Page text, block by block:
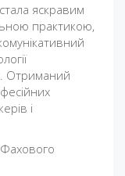
яскравим
практикою,
Отриманий
і